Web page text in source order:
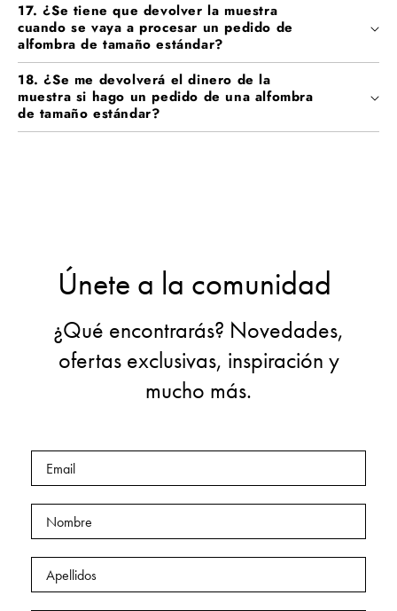
17. ¿Se tiene que devolver la muestra
cuando se vaya a procesar un pedido de
alfombra de tamaño estándar?
18. ¿Se me devolverá el dinero de la
muestra si hago un pedido de una alfombra
de tamaño estándar?
Únete a la comunidad
¿Qué encontrarás? Novedades,
ofertas exclusivas, inspiración y
mucho más.